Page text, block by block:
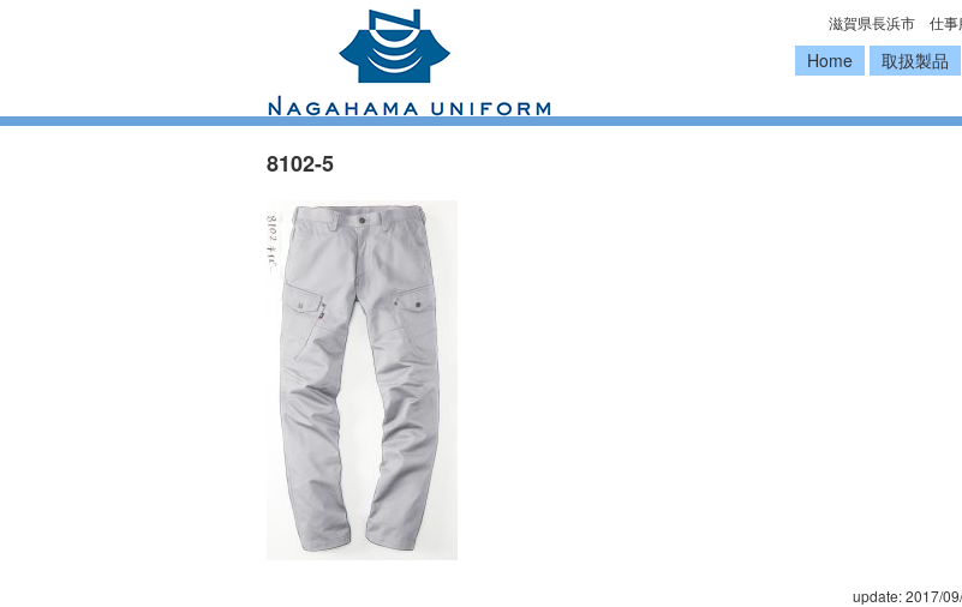
滋賀県長浜市 仕事
Home 取扱製品
8102-5
update: 2017/